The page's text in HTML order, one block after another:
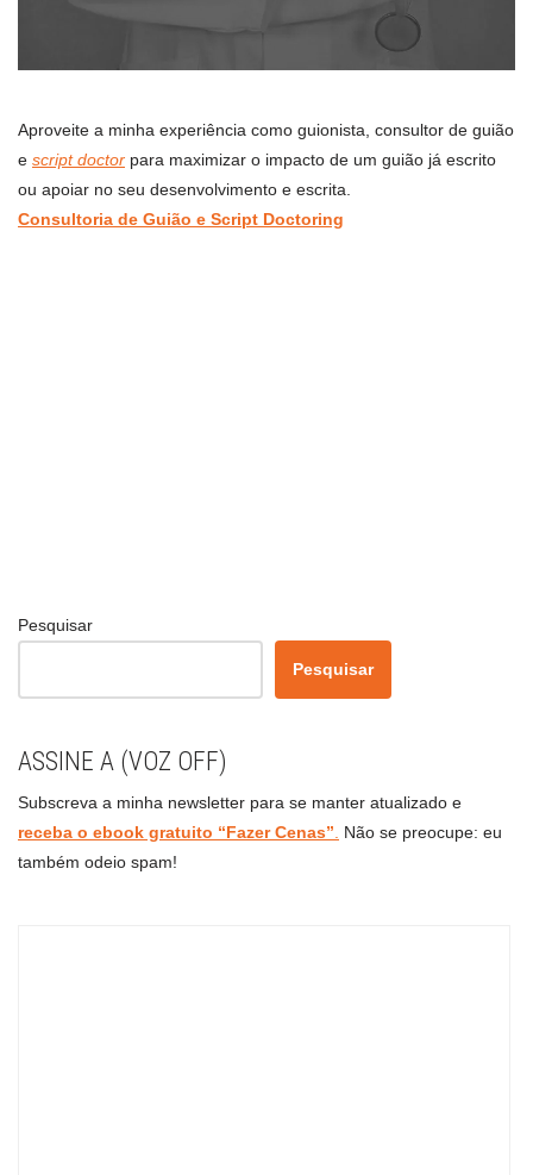
Aproveite a minha experiência como guionista, consultor de guião
e script doctor para maximizar o impacto de um guião já escrito
ou apoiar no seu desenvolvimento e escrita.
Consultoria de Guião e Script Doctoring
Pesquisar
Pesquisar
ASSINE A (VOZ OFF)
Subscreva a minha newsletter para se manter atualizado e
receba o ebook gratuito “Fazer Cenas”
Não se preocupe: eu
também odeio spam!